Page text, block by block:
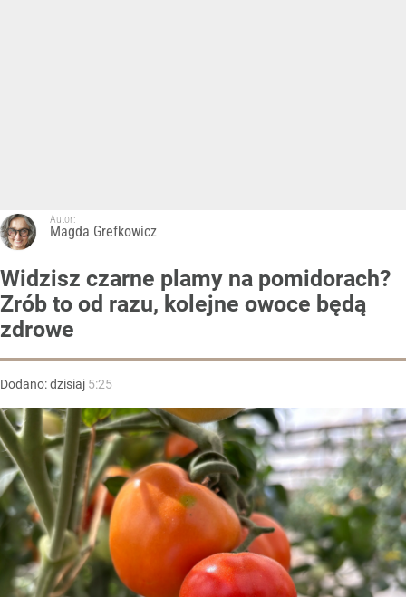
Autor:
Magda Grefkowicz
Widzisz czarne plamy na pomidorach?
Zrób to od razu, kolejne owoce będą
zdrowe
Dodano:dzisiaj 5:25